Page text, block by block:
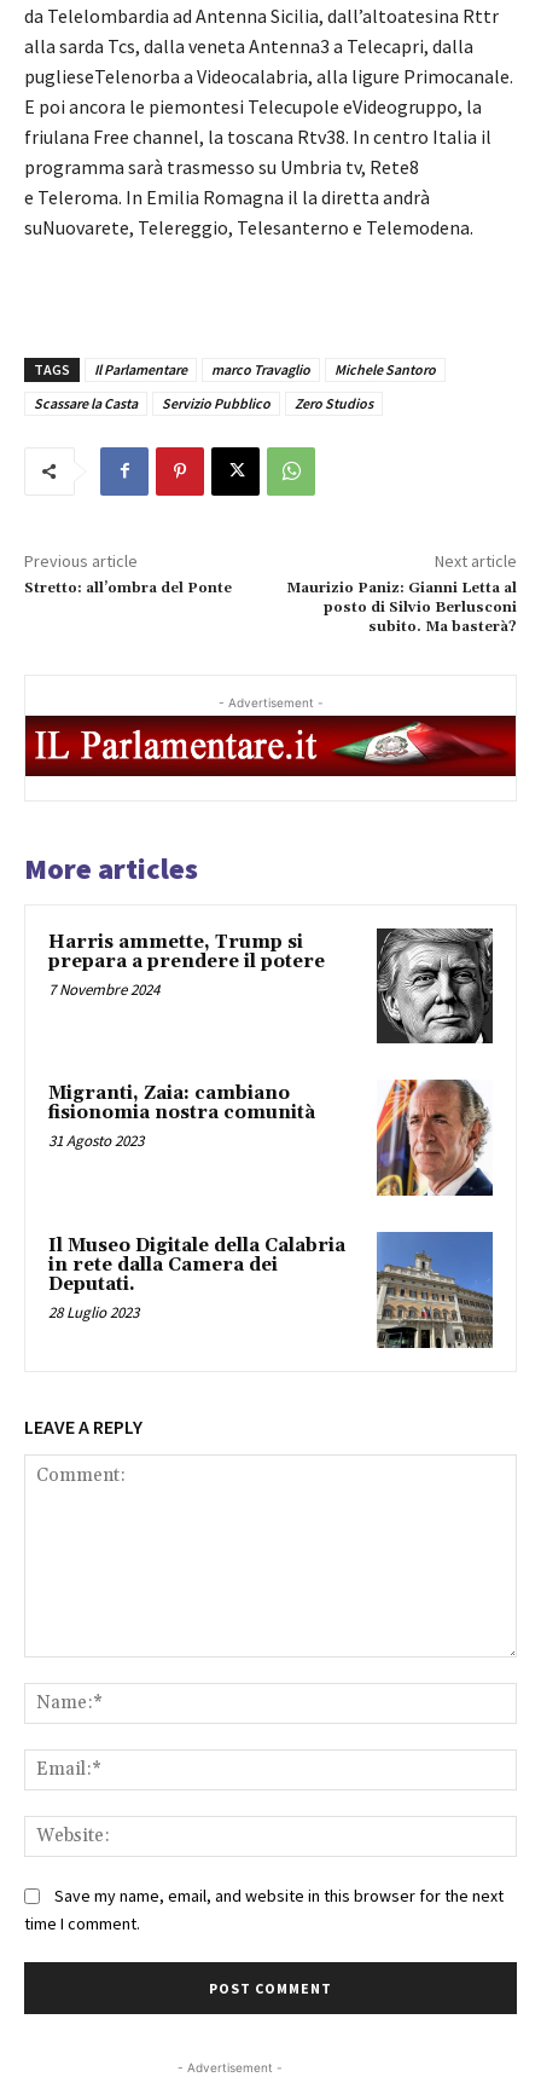
da Telelombardia ad Antenna Sicilia, dall’altoatesina Rttr
alla sarda Tcs, dalla veneta Antenna3 a Telecapri, dalla
puglieseTelenorba a Videocalabria, alla ligure Primocanale.
E poi ancora le piemontesi Telecupole eVideogruppo, la
friulana Free channel, la toscana Rtv38. In centro Italia il
programma sarà trasmesso su Umbria tv, Rete8
e Teleroma. In Emilia Romagna il la diretta andrà
suNuovarete, Telereggio, Telesanterno e Telemodena.
TAGS Il Parlamentare marco Travaglio
Michele Santoro
Scassare la Casta
Servizio Pubblico Zero Studios
Previous article
Stretto: all’ombra del Ponte
Next article
Maurizio Paniz: Gianni Letta al
posto di Silvio Berlusconi
subito. Ma basterà?
- Advertisement -
More articles
Harris ammette, Trump si
prepara a prendere il potere
7 Novembre 2024
Migranti, Zaia: cambiano
fisionomia nostra comunità
31 Agosto 2023
Il Museo Digitale della Calabria
in rete dalla Camera dei
Deputati.
28 Luglio 2023
LEAVE A REPLY
Save my name, email, and website in this browser for the next
time I comment.
- Advertisement -